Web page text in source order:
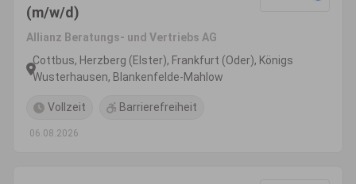
(m/w/d)
Allianz Beratungs- und Vertriebs AG
Cottbus, Herzberg (Elster), Frankfurt (Oder), Königs
Wusterhausen, Blankenfelde-Mahlow
Vollzeit Barrierefreiheit
06.08.2026